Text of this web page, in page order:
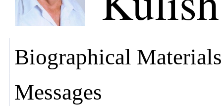
Biographical Materials
Messages